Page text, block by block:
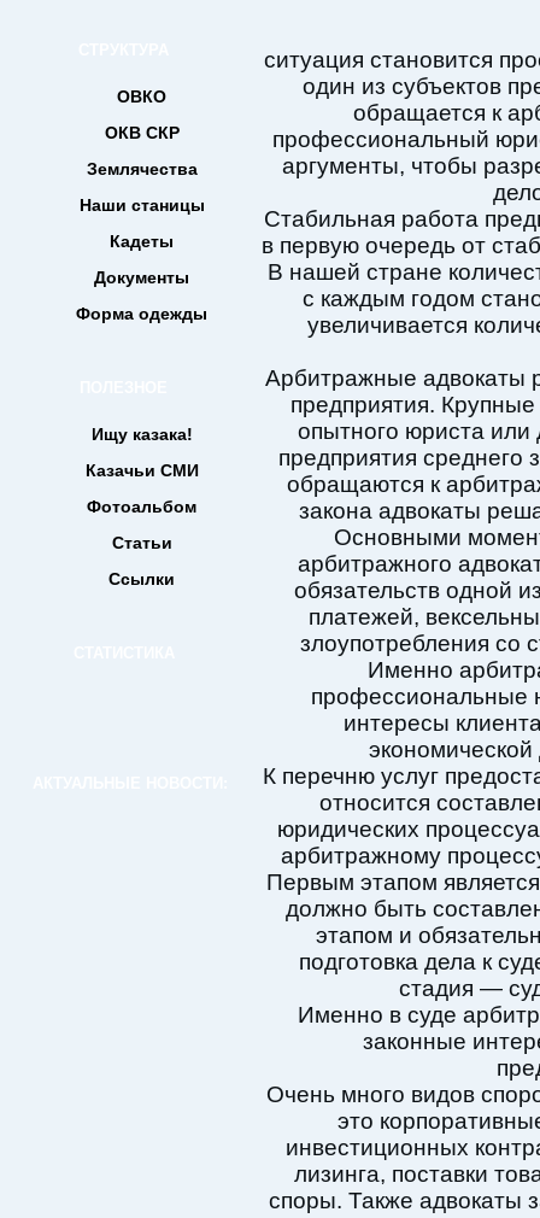
ОВКО
ОКВ СКР
Землячества
Наши станицы
Кадеты
Документы
Форма одежды
Ищу казака!
Казачьи СМИ
Фотоальбом
Статьи
Ссылки
ситуация становится
один из субъектов
обращается к
профессиональный
аргументы, чтобы
Стабильная работа
в первую очередь от
В нашей стране
с каждым годом
увеличивается
Арбитражные адвокаты
предприятия.
опытного юриста
предприятия среднего
обращаются к
закона адвокаты
Основными
арбитражного
обязательств одной
платежей,
злоупотребления со
Именно
профессиональные
интересы
экономической
К перечню услуг
относится
юридических
арбитражному
Первым этапом
должно быть
этапом и
подготовка дела к
стадия —
Именно в суде
законные
Очень много видов
это
инвестиционных
лизинга, поставки
споры. Также адвокаты